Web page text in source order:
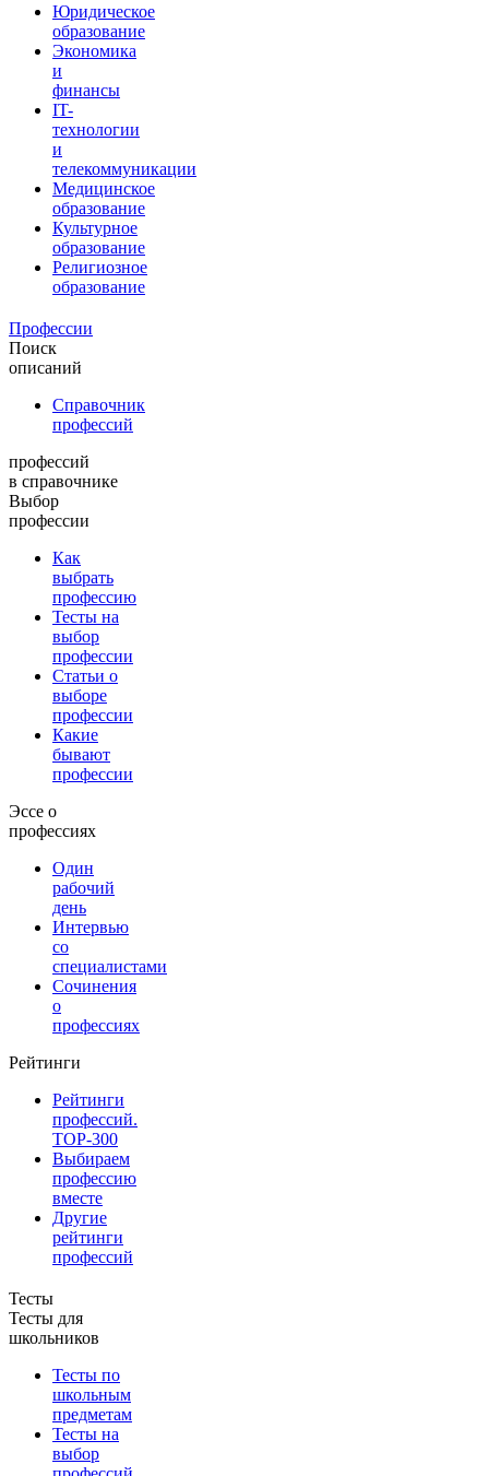
Юридическое
образование
Экономика
и
финансы
IT-
технологии
и
телекоммуникации
Медицинское
образование
Культурное
образование
Религиозное
образование
Профессии
Поиск
описаний
Справочник
профессий
профессий
в справочнике
Выбор
профессии
Как
выбрать
профессию
Тесты на
выбор
профессии
Статьи о
выборе
профессии
Какие
бывают
профессии
Эссе о
профессиях
Один
рабочий
день
Интервью
со
специалистами
Сочинения
о
профессиях
Рейтинги
Рейтинги
профессий.
TOP-300
Выбираем
профессию
вместе
Другие
рейтинги
профессий
Тесты
Тесты для
школьников
Тесты по
школьным
предметам
Тесты на
выбор